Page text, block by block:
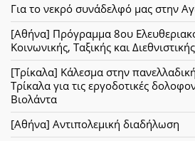
Για το νεκρό συνάδελφό μας στην
[Αθήνα] Πρόγραμμα 8ου
Κοινωνικής, Ταξικής και
[Τρίκαλα] Κάλεσμα στην
Τρίκαλα για τις εργοδοτικές
Βιολάντα
[Αθήνα] Αντιπολεμική διαδήλωση